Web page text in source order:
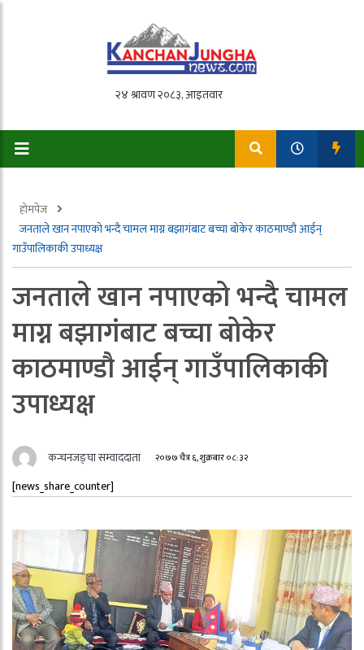
होमपेज
जनताले खान नपाएको भन्दै चामल माग्न बझागंबाट बच्चा बोकेर काठमाण्डौ आईन्
गाउँपालिकाकी उपाध्यक्ष
जनताले खान नपाएको भन्दै चामल
माग्न बझागंबाट बच्चा बोकेर
काठमाण्डौ आईन् गाउँपालिकाकी
उपाध्यक्ष
कन्चनजङ्घा सम्वाददाता २०७७ चैत्र ६, शुक्रबार ०८:३२
[news_share_counter]